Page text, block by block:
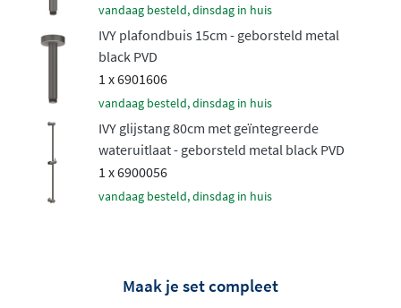
handdouche , verkrijgbaar in verschillende uitvoeringen.
Kies voor een praktische 3-standen handdouche met
verschillende straalsoorten, een elegante
staafhanddouche of het luxe Satin Spray model. De
handdouche wordt geleverd met een soepele 150 cm
doucheslang en is te monteren op eenglijstang of
wandhouder , zodat je de opstelling helemaal naar eigen
wens kunt samenstellen.
De IVY Bond doucheset is uitgevoerd met een
vandaag besteld, dinsdag in huis
IVY plafondbuis 15cm - geborsteld metal
black PVD
1 x 6901606
vandaag besteld, dinsdag in huis
IVY glijstang 80cm met geïntegreerde
wateruitlaat - geborsteld metal black PVD
1 x 6900056
vandaag besteld, dinsdag in huis
Maak je set compleet